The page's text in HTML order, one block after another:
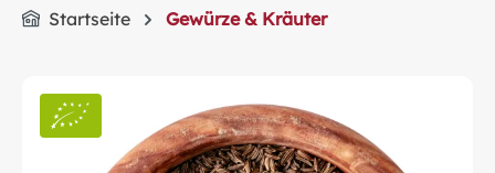
Startseite Gewürze & Kräuter
Bildergalerie überspringen